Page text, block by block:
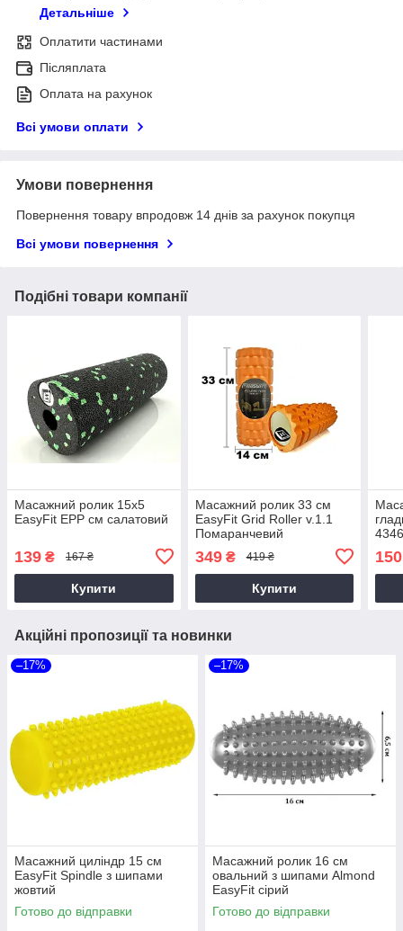
Детальніше
Оплатити частинами
Післяплата
Оплата на рахунок
Всі умови оплати
Умови повернення
Повернення товару впродовж 14 днів за рахунок покупця
Всі умови повернення
Подібні товари компанії
Масажний ролик 15х5
EasyFit EPP см салатовий
139 ₴ 167 ₴
Купити
Масажний ролик 33 см
EasyFit Grid Roller v.1.1
Помаранчевий
349₴ 419 ₴
Купити
150
Акційні пропозиції та новинки
–17%
Масажний циліндр 15 см
EasyFit Spindle з шипами
жовтий
Готово до відправки
–17%
Масажний ролик 16 см
овальний з шипами Almond
EasyFit сірий
Готово до відправки